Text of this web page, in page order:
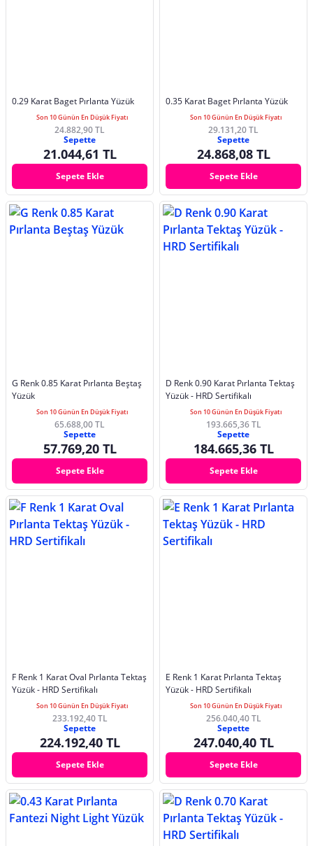
0.29 Karat Baget Pırlanta Yüzük
Son 10 Günün En Düşük Fiyatı
24.882,90 TL
Sepette
21.044,61 TL
Sepete Ekle
0.35 Karat Baget Pırlanta Yüzük
Son 10 Günün En Düşük Fiyatı
29.131,20 TL
Sepette
24.868,08 TL
Sepete Ekle
G Renk 0.85 Karat Pırlanta Beştaş
Yüzük
Son 10 Günün En Düşük Fiyatı
65.688,00 TL
Sepette
57.769,20 TL
Sepete Ekle
D Renk 0.90 Karat Pırlanta Tektaş
Yüzük - HRD Sertifikalı
Son 10 Günün En Düşük Fiyatı
193.665,36 TL
Sepette
184.665,36 TL
Sepete Ekle
F Renk 1 Karat Oval Pırlanta Tektaş
Yüzük - HRD Sertifikalı
Son 10 Günün En Düşük Fiyatı
233.192,40 TL
Sepette
224.192,40 TL
Sepete Ekle
E Renk 1 Karat Pırlanta Tektaş
Yüzük - HRD Sertifikalı
Son 10 Günün En Düşük Fiyatı
256.040,40 TL
Sepette
247.040,40 TL
Sepete Ekle